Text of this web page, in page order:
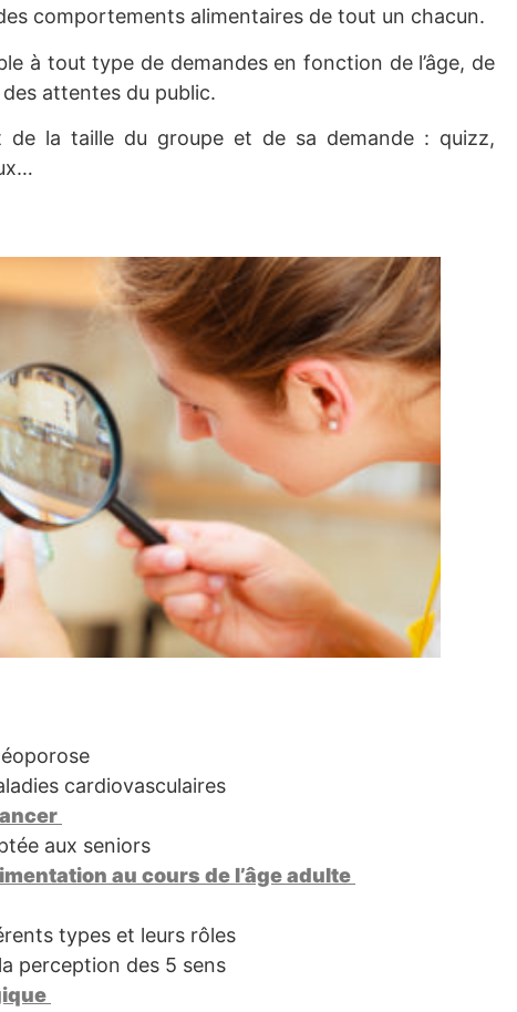
comportements alimentaires de tout un chacun.
à tout type de demandes en fonction de l’âge, de
attentes du public.
de la taille du groupe et de sa demande : quizz,
cardiovasculaires
aux seniors
au cours de l’âge adulte
types et leurs rôles
perception des 5 sens